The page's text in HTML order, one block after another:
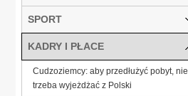
SPORT
KADRY I PŁACE
Cudzoziemcy: aby przedłużyć pobyt, nie
trzeba wyjeżdżać z Polski